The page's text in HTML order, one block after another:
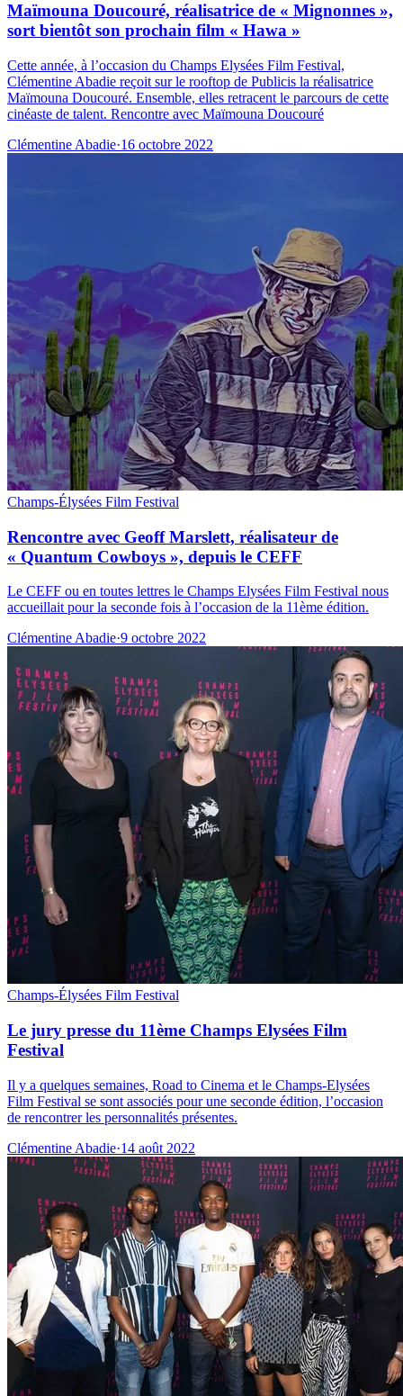
Maïmouna Doucouré, réalisatrice de « Mignonnes »,
sort bientôt son prochain film « Hawa »
Cette année, à l’occasion du Champs Elysées Film Festival,
Clémentine Abadie reçoit sur le rooftop de Publicis la réalisatrice
Maïmouna Doucouré. Ensemble, elles retracent le parcours de cette
cinéaste de talent. Rencontre avec Maïmouna Doucouré
Clémentine Abadie·16 octobre 2022
Champs-Élysées Film Festival
Rencontre avec Geoff Marslett, réalisateur de
« Quantum Cowboys », depuis le CEFF
Le CEFF ou en toutes lettres le Champs Elysées Film Festival nous
accueillait pour la seconde fois à l’occasion de la 11ème édition.
Clémentine Abadie·9 octobre 2022
Champs-Élysées Film Festival
Le jury presse du 11ème Champs Elysées Film
Festival
Il y a quelques semaines, Road to Cinema et le Champs-Elysées
Film Festival se sont associés pour une seconde édition, l’occasion
de rencontrer les personnalités présentes.
Clémentine Abadie·14 août 2022